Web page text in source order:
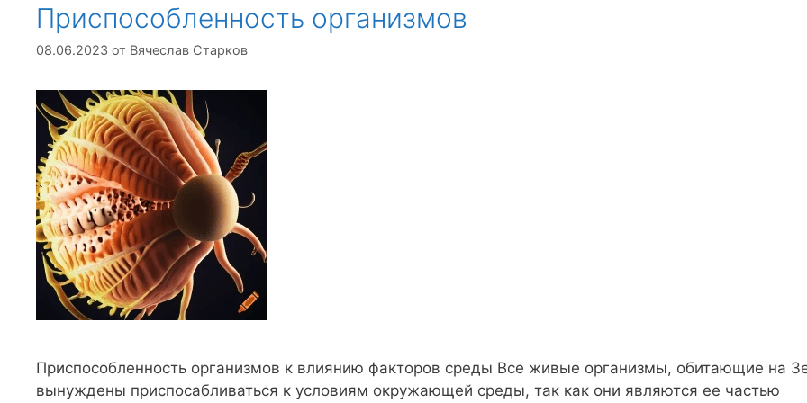
Приспособленность организмов
08.06.2023 от Вячеслав Старков
Приспособленность организмов к влиянию факторов среды Все живые организмы, обитающие на
вынуждены приспосабливаться к условиям окружающей среды, так как они являются ее частью